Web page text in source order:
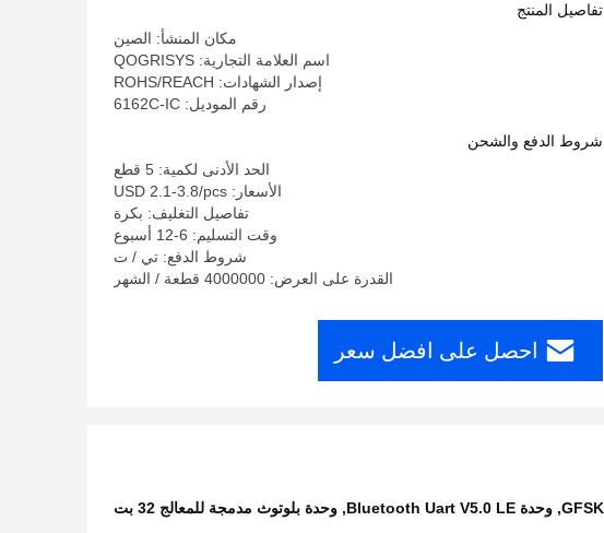
تفاصيل المنتج
مكان المنشأ: الصين
اسم العلامة التجارية: QOGRISYS
إصدار الشهادات: ROHS/REACH
رقم الموديل: 6162C-IC
شروط الدفع والشحن
الحد الأدنى لكمية: 5 قطع
الأسعار: USD 2.1-3.8/pcs
تفاصيل التغليف: بكرة
وقت التسليم: 6-12 أسبوع
شروط الدفع: تي / ت
القدرة على العرض: 4000000 قطعة / الشهر
احصل على افضل سعر
, وحدة Bluetooth Uart V5.0 LE , وحدة بلوتوث مدمجة للمعالج 32 بت